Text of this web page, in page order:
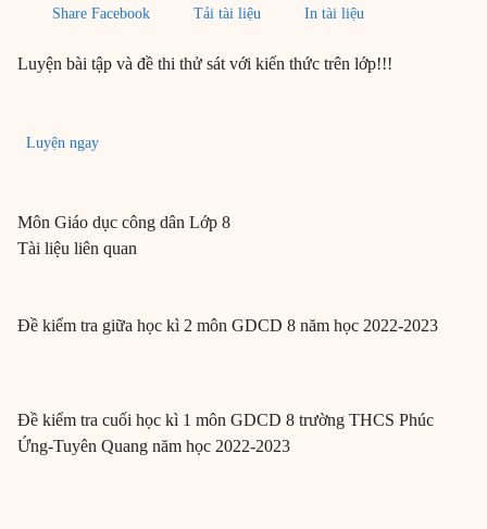
Share Facebook Tải tài liệu In tài liệu
Luyện bài tập và đề thi thử sát với kiến thức trên lớp!!!
Luyện ngay
Môn Giáo dục công dân Lớp 8
Tài liệu liên quan
Đề kiểm tra giữa học kì 2 môn GDCD 8 năm học 2022-2023
Đề kiểm tra cuối học kì 1 môn GDCD 8 trường THCS Phúc
Ứng-Tuyên Quang năm học 2022-2023